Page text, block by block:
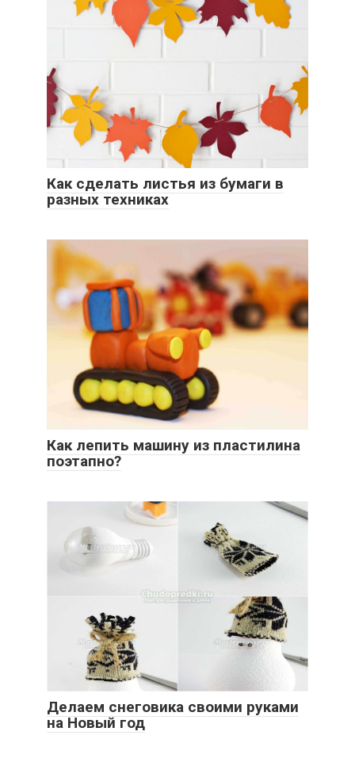
Как сделать листья из бумаги в
разных техниках
Как лепить машину из пластилина
поэтапно?
Делаем снеговика своими руками
на Новый год